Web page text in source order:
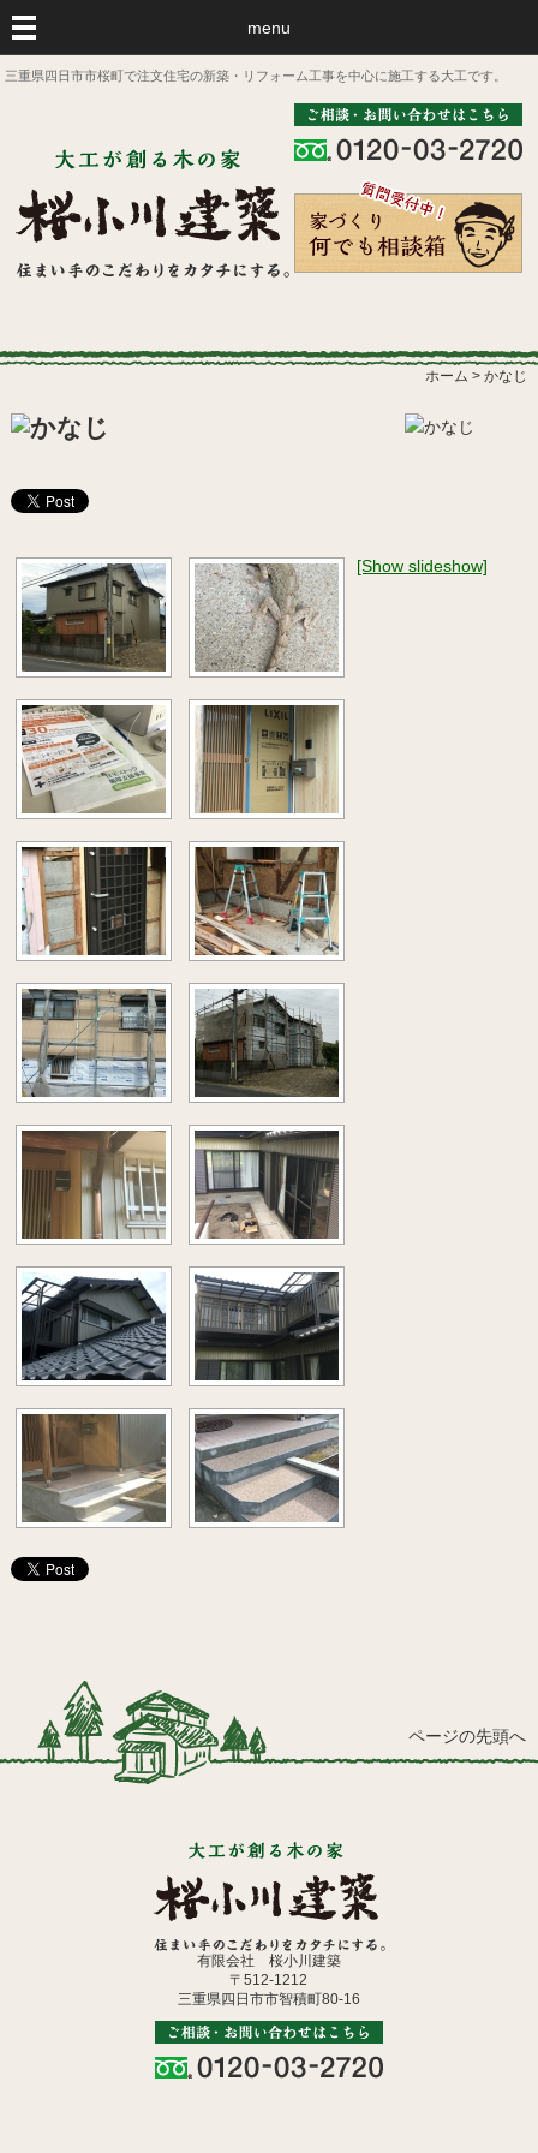
menu
三重県四日市市桜町で注文住宅の新築・リフォーム工事を中心に施工する大工です。
ホーム > かなじ
[Show slideshow]
ページの先頭へ
有限会社 桜小川建築
〒512-1212
三重県四日市市智積町80-16